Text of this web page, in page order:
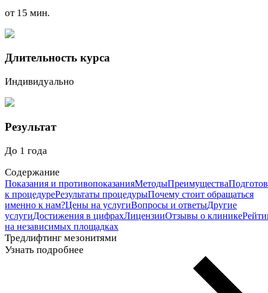
от 15 мин.
Длительность курса
Индивидуально
Результат
До 1 года
Содержание
Показания и противопоказанияМетодыПреимущества
к процедуреРезультаты процедурыПочему стоит обращаться
именно к нам?Цены на услугиВопросы и ответыДругие
услугиДостижения в цифрахЛицензииОтзывы о клинике
на независимых площадках
Тредлифтинг мезонитями
Узнать подробнее